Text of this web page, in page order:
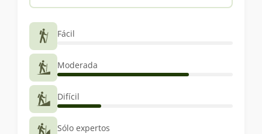
Fácil
Moderada
Difícil
Sólo expertos